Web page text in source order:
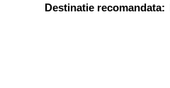
Destinatie recomandata: